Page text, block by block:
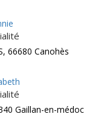
66680 Canohès
Gaillan-en-médoc